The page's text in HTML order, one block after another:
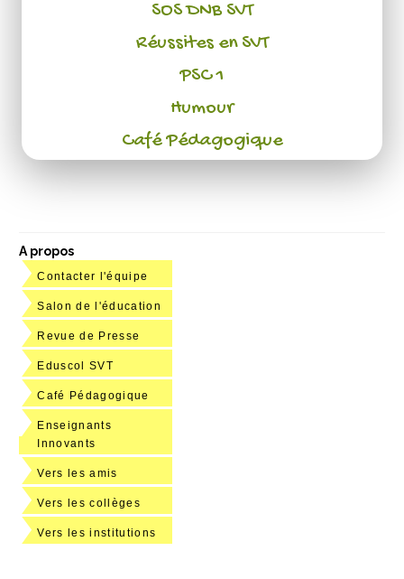
SOS DNB SVT
Réussites en SVT
PSC 1
Humour
Café Pédagogique
A propos
Contacter l'équipe
Salon de l'éducation
Revue de Presse
Eduscol SVT
Café Pédagogique
Enseignants
Innovants
Vers les amis
Vers les collèges
Vers les institutions